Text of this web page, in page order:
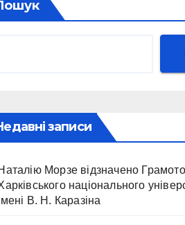
записи
Морзе відзначено
національного
В. Н. Каразіна